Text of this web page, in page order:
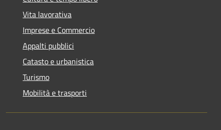
Vita lavorativa
Imprese e Commercio
Appalti pubblici
Catasto e urbanistica
Turismo
Mobilità e trasporti